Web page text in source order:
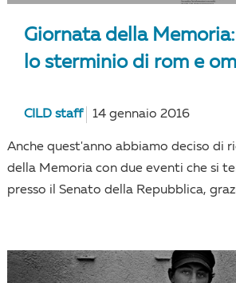
Giornata della
lo sterminio di rom e
CILD staff 14 gennaio 2016
Anche quest'anno abbiamo deciso di
della Memoria con due eventi che si
presso il Senato della Repubblica,